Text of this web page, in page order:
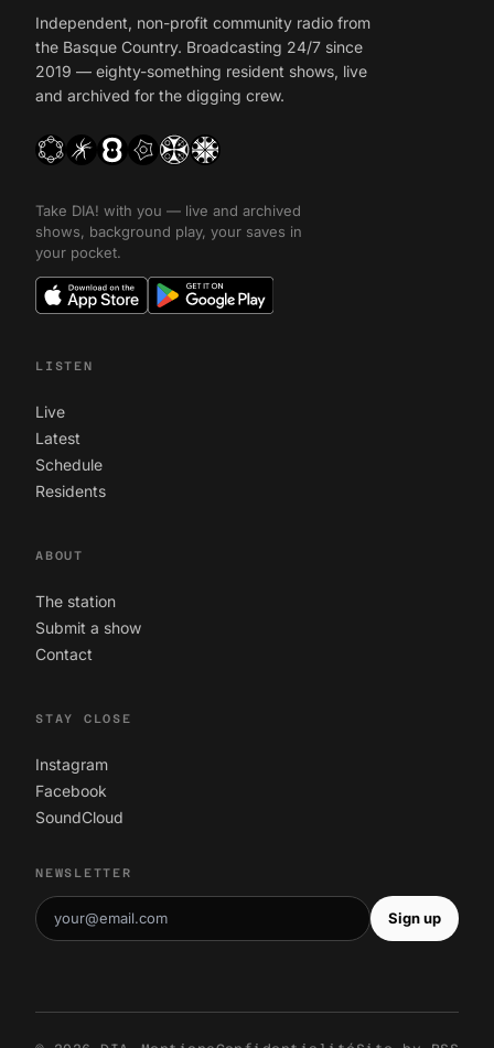
Independent, non-profit community radio from
the Basque Country. Broadcasting 24/7 since
2019 — eighty-something resident shows, live
and archived for the digging crew.
Take DIA! with you — live and archived
shows, background play, your saves in
your pocket.
LISTEN
Live
Latest
Schedule
Residents
ABOUT
The station
Submit a show
Contact
STAY CLOSE
Instagram
Facebook
SoundCloud
NEWSLETTER
Sign up